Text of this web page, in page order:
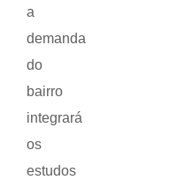
a
demanda
do
bairro
integrará
os
estudos